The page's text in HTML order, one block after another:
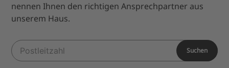
nennen Ihnen den richtigen Ansprechpartner aus
unserem Haus.
Suchen